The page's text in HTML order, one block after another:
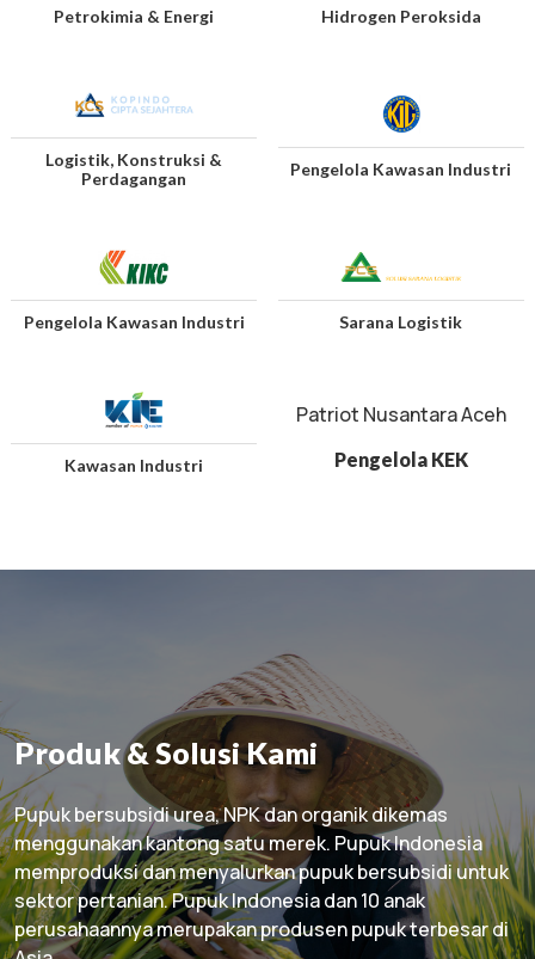
Petrokimia & Energi Hidrogen Peroksida
Logistik, Konstruksi &
Perdagangan
Pengelola Kawasan Industri
Pengelola Kawasan Industri Sarana Logistik
Kawasan Industri
Patriot Nusantara Aceh
Pengelola KEK
Produk & Solusi Kami
Pupuk bersubsidi urea, NPK dan organik dikemas
menggunakan kantong satu merek. Pupuk Indonesia
memproduksi dan menyalurkan pupuk bersubsidi untuk
sektor pertanian. Pupuk Indonesia dan 10 anak
perusahaannya merupakan produsen pupuk terbesar di